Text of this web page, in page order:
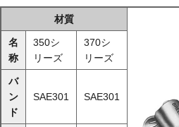
材質
名
称
350シ
リーズ
370シ
リーズ
バ
ン
ド
SAE301 SAE301